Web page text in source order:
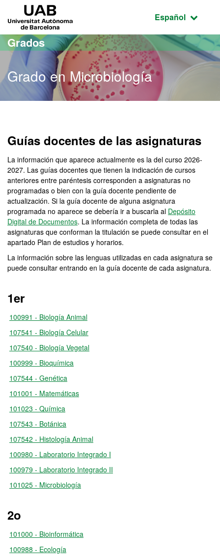
Acceso al contenido principal
Acceso a la navegación de la página
Idioma
Español
Grados
Grado en Microbiología
Guías docentes de las asignaturas
La información que aparece actualmente es la del curso 2026-
2027. Las guías docentes que tienen la indicación de cursos
anteriores entre paréntesis corresponden a asignaturas no
programadas o bien con la guía docente pendiente de
actualización. Si la guía docente de alguna asignatura
programada no aparece se debería ir a buscarla al Depósito
Digital de Documentos. La información completa de todas las
asignaturas que conforman la titulación se puede consultar en el
apartado Plan de estudios y horarios.
La información sobre las lenguas utilizadas en cada asignatura se
puede consultar entrando en la guía docente de cada asignatura.
1er
100991 - Biología Animal
107541 - Biología Celular
107540 - Biología Vegetal
100999 - Bioquímica
107544 - Genética
101001 - Matemáticas
101023 - Química
107543 - Botánica
107542 - Histología Animal
100980 - Laboratorio Integrado I
100979 - Laboratorio Integrado II
101025 - Microbiología
2o
101000 - Bioinformática
100988 - Ecología